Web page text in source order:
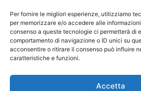
Per fornire le migliori esperienze, utilizziamo
per memorizzare e/o accedere alle
consenso a queste tecnologie ci permetterà di
comportamento di navigazione o ID unici su
acconsentire o ritirare il consenso può influire
caratteristiche e funzioni.
Accetta
Federazione Nazionale Degli
codice fiscale
Responsabile sito internet